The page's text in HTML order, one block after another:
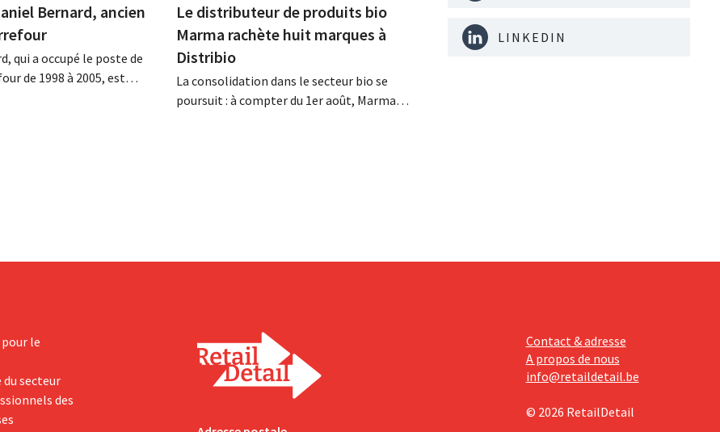
Bernard, ancien
qui a occupé le poste de
de 1998 à 2005, est
Le distributeur de produits bio
Marma rachète huit marques à
Distribio
La consolidation dans le secteur bio se
poursuit : à compter du 1er août, Marma,
LINKEDIN
le
secteur
des
Contact & adresse
A propos de nous
info@retaildetail.be
© 2026 RetailDetail